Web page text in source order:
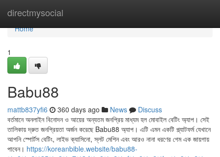
directmysocial
Home
Home
1
Babu88
mattb837yfi6 360 days ago News
Discuss
বর্তমানে অনলাইন বিনোদন ও আয়ের অন্যতম জনপ্রিয় মাধ্যম হল মোবাইল বেটিং অ্যাপ। সেই
তালিকায় দ্রুত জনপ্রিয়তা অর্জন করেছে Babu88 অ্যাপ। এটি এমন একটি প্ল্যাটফর্ম যেখানে
আপনি স্পোর্টস বেটিং, লাইভ ক্যাসিনো, স্লট মেশিন এবং আরও নানা ধরণের গেম এক জায়গায়
পাবেন। https://koreanbible.website/babu88-